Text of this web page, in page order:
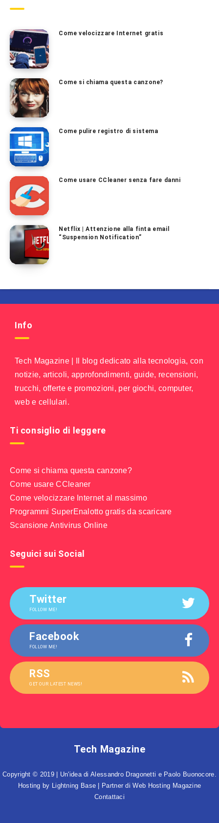
Come velocizzare Internet gratis
Come si chiama questa canzone?
Come pulire registro di sistema
Come usare CCleaner senza fare danni
Netflix | Attenzione alla finta email
“Suspension Notification”
Info
Tech Magazine | Il blog dedicato alla tecnologia, con
notizie, articoli, approfondimenti, guide, recensioni,
trucchi, offerte e promozioni, per giochi, computer,
web e cellulari.
Ti consiglio di leggere
Come si chiama questa canzone?
Come usare CCleaner
Come velocizzare Internet al massimo
Programmi SuperEnalotto gratis da scaricare
Scansione Antivirus Online
Seguici sui Social
Twitter
FOLLOW ME!
Facebook
FOLLOW ME!
RSS
GET OUR LATEST NEWS!
Tech Magazine
Copyright © 2019 | Un'idea di Alessandro Dragonetti e Paolo Buonocore.
Hosting by
Lightning Base | Partner diWeb Hosting Magazine
Contattaci